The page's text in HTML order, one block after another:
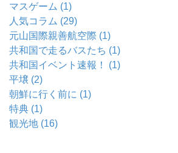
マスゲーム (1)
人気コラム (29)
元山国際親善航空際 (1)
共和国で走るバスたち (1)
共和国イベント速報！ (1)
平壌 (2)
朝鮮に行く前に (1)
特典 (1)
観光地 (16)